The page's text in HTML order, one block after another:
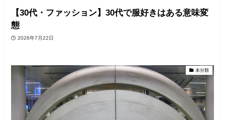
【30代・ファッション】30代で服好きはある意味変
態
2026年7月22日
未分類